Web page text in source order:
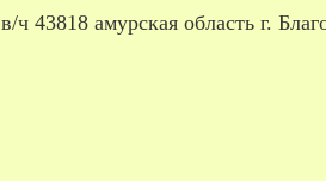
в/ч 43818 амурская область г.